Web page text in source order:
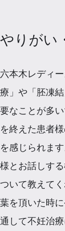
やりがい
六本木レディ
療」や「胚凍
要なことが多
を終えた患者
を感じられま
様とお話しす
ついて教えて
葉を頂いた時
通して不妊治